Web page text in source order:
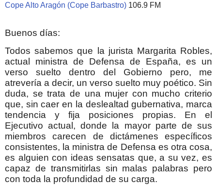
Cope Alto Aragón (Cope Barbastro) 106.9 FM
Buenos días:
Todos sabemos que la jurista Margarita Robles,
actual ministra de Defensa de España, es un
verso suelto dentro del Gobierno pero, me
atrevería a decir, un verso suelto muy poético. Sin
duda, se trata de una mujer con mucho criterio
que, sin caer en la deslealtad gubernativa, marca
tendencia y fija posiciones propias. En el
Ejecutivo actual, donde la mayor parte de sus
miembros carecen de dictámenes específicos
consistentes, la ministra de Defensa es otra cosa,
es alguien con ideas sensatas que, a su vez, es
capaz de transmitirlas sin malas palabras pero
con toda la profundidad de su carga.